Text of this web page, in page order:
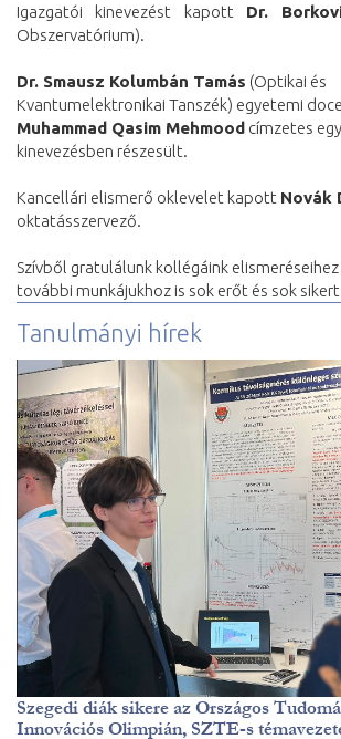
Igazgatói kinevezést kapott Dr.
Obszervatórium).
Dr. Smausz Kolumbán Tamás (Optikai és
Kvantumelektronikai Tanszék) egyetemi
Muhammad Qasim Mehmood címzetes
kinevezésben részesült.
Kancellári elismerő oklevelet kapott Novák
oktatásszervező.
Szívből gratulálunk kollégáink elismeréseihez
további munkájukhoz is sok erőt és sok sikert
Tanulmányi hírek
Szegedi diák sikere az Országos
Innovációs Olimpián, SZTE-s